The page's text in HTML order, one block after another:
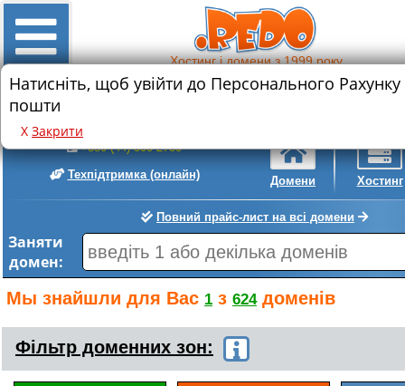
Хостинг і домени з 1999 року
Знижка на реєстрацію нового домену
+380 (44) 300-2780
Техпідтримка (онлайн) Домени Хостинг
Повний прайс-лист на всі домени
Заняти
домен:
Натисніть, щоб увійти до Персонального
пошти
Х Закрити
Мы знайшли для Вас 1 з 624доменів
Фільтр доменних зон: